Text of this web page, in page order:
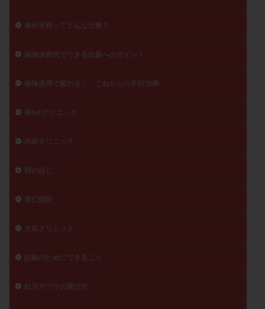
体外受精ってどんな治療？
保険診療内でできる妊娠へのポイント
保険適用で変わる！ これからの不妊治療
俵IVFクリニック
内田クリニック
卵の話し
厚仁病院
大島クリニック
妊娠のためにできること
妊活サプリの選び方